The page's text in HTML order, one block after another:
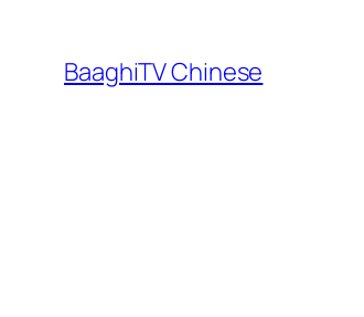
content
BaaghiTV Chinese